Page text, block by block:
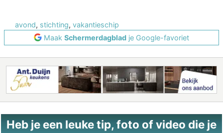
avond, stichting, vakantieschip
Maak Schermerdagblad je Google-favoriet
Heb je een leuke tip, foto of video die je